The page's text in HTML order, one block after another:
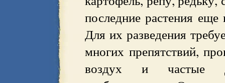
последние растения
Для их разведения
многих препятствий,
воздух и частые